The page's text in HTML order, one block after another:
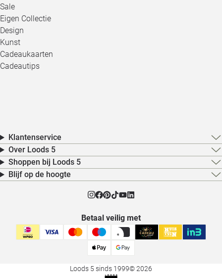
Sale
Eigen Collectie
Design
Kunst
Cadeaukaarten
Cadeautips
Klantenservice
Over Loods 5
Shoppen bij Loods 5
Blijf op de hoogte
Betaal veilig met
Loods 5 sinds 1999© 2026